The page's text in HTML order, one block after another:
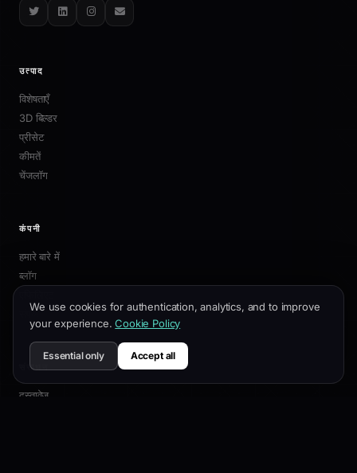
TwitterLinkedInInstagram
Email
उत्पाद
विशेषताएँ
3D बिल्डर
प्रीसेट
कीमतें
चेंजलॉग
कंपनी
हमारे बारे में
ब्लॉग
संपर्क
संसाधन
दस्तावेज़
We use cookies for authentication, analytics, and to improve
your experience. Cookie Policy
Essential only Accept all